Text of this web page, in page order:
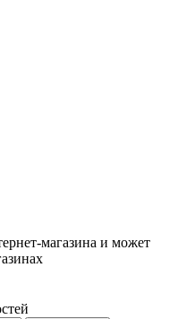
магазина и может